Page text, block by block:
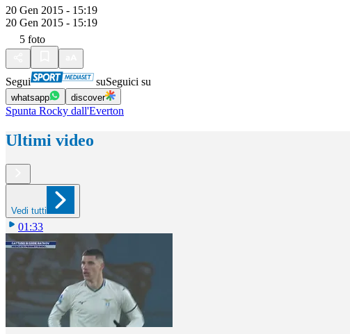
20 Gen 2015 - 15:19
20 Gen 2015 - 15:19
5 foto
Segui suSeguici su
whatsapp discover
Spunta Rocky dall'Everton
Ultimi video
Vedi tutti
01:33